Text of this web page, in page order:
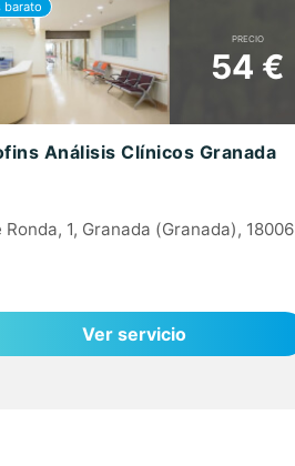
PRECIO
54 €
Análisis Clínicos Granada
Ronda, 1, Granada (Granada), 18006
Ver servicio